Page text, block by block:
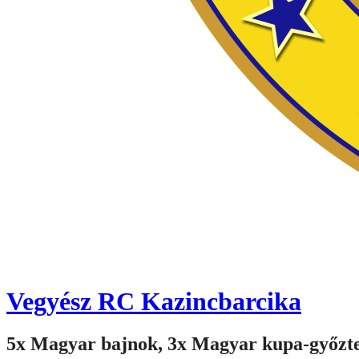
Vegyész RC Kazincbarcika
5x Magyar bajnok, 3x Magyar kupa-